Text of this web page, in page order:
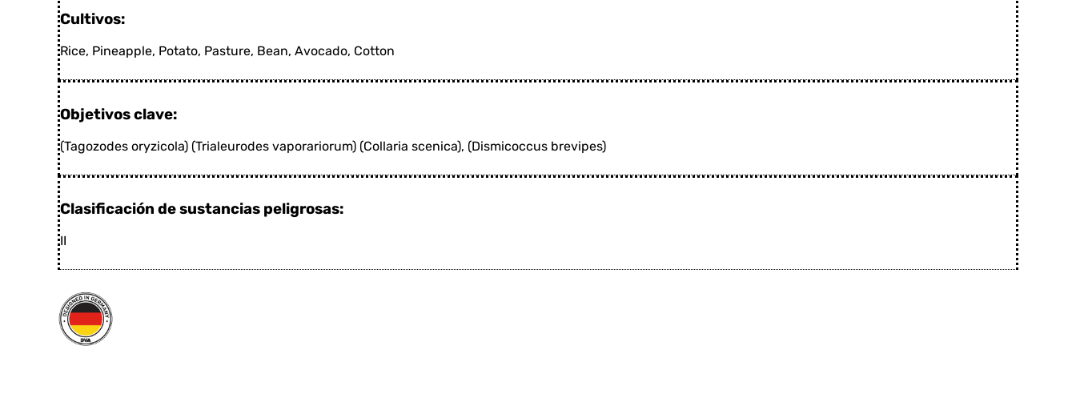
Cultivos:
Rice, Pineapple, Potato, Pasture, Bean, Avocado, Cotton
Objetivos clave:
(Tagozodes oryzicola) (Trialeurodes vaporariorum) (Collaria scenica), (Dismicoccus brevipes)
Clasificación de sustancias peligrosas:
II